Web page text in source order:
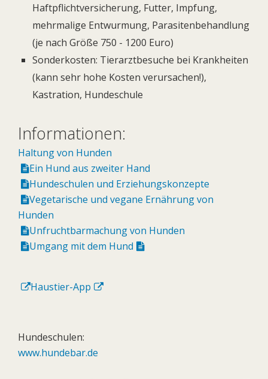
Haftpflichtversicherung, Futter, Impfung,
mehrmalige Entwurmung, Parasitenbehandlung
(je nach Größe 750 - 1200 Euro)
Sonderkosten: Tierarztbesuche bei Krankheiten
(kann sehr hohe Kosten verursachen!),
Kastration, Hundeschule
Informationen:
Haltung von Hunden
Ein Hund aus zweiter Hand
Hundeschulen und Erziehungskonzepte
Vegetarische und vegane Ernährung von
Hunden
Unfruchtbarmachung von Hunden
Umgang mit dem Hund
Haustier-App
Hundeschulen:
www.hundebar.de